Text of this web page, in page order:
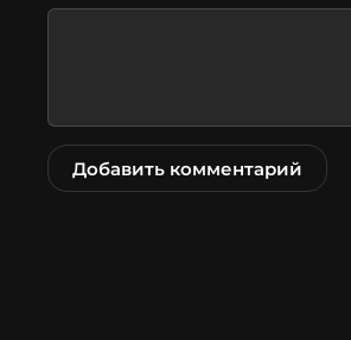
Добавить комментарий